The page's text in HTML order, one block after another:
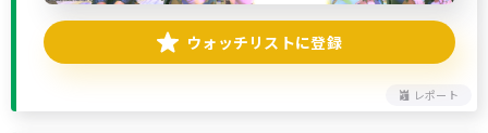
レポート
ウォッチリストに登録